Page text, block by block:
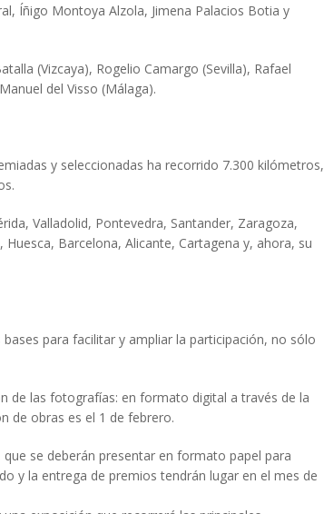
Íñigo Montoya Alzola, Jimena Palacios Botia y
(Vizcaya), Rogelio Camargo (Sevilla), Rafael
del Visso (Málaga).
y seleccionadas ha recorrido 7.300 kilómetros,
Valladolid, Pontevedra, Santander, Zaragoza,
Barcelona, Alicante, Cartagena y, ahora, su
para facilitar y ampliar la participación, no sólo
de las fotografías: en formato digital a través de la
de obras es el 1 de febrero.
se deberán presentar en formato papel para
y la entrega de premios tendrán lugar en el mes de